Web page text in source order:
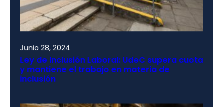
Junio 28, 2024
Ley de Inclusión Laboral: UdeC supera cuota
y mantiene el trabajo en materia de
inclusión